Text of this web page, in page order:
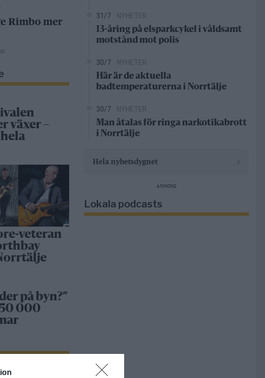
Rimbo mer
växer –
veteran
på byn?”
000
31/7 NYHETER
13-åring på elsparkcykel i våldsamt
motstånd mot polis
30/7 NYHETER
Här är de aktuella
badtemperaturerna i Norrtälje
30/7 NYHETER
Man åtalas för ringa narkotikabrott
i Norrtälje
Hela nyhetsdygnet
ANNONS
Lokala podcasts